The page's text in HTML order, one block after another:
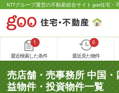
NTTグループ運営の不動産総合サイト goo住宅・
1
最近検索した条件
0
最近見た物件
売店舗・売事務所 中国
益物件・投資物件一覧